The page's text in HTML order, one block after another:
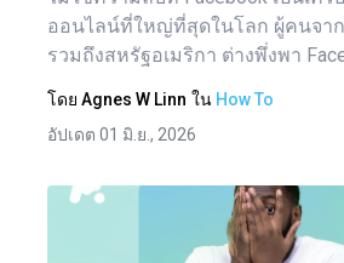
ออนไลน์ที่ใหญ่ที่สุดในโลก ผู้คนจา
รวมถึงสหรัฐอเมริกา ต่างพึ่งพา
โดย Agnes W Linn ใน How To
อัปเดต 01 มิ.ย., 2026